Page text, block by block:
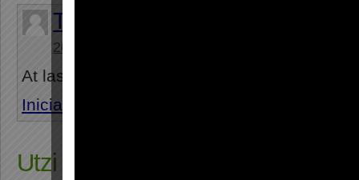
Torn
2011(e)ko mayok 4 a las 20:42
At last! Someone who undesrtadns!
Inicia sesión para responder
Utzi zure iruzkina